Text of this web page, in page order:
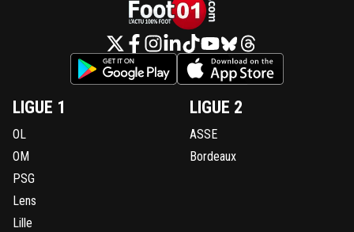
LIGUE 1
OL
OM
PSG
Lens
Lille
LIGUE 2
ASSE
Bordeaux